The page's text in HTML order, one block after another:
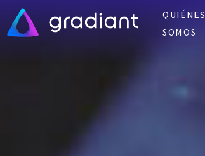
QUIÉNES
SOMOS